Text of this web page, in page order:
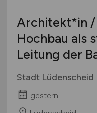
Architekt*in /
Hochbau als
Leitung der
Stadt Lüdenscheid
gestern